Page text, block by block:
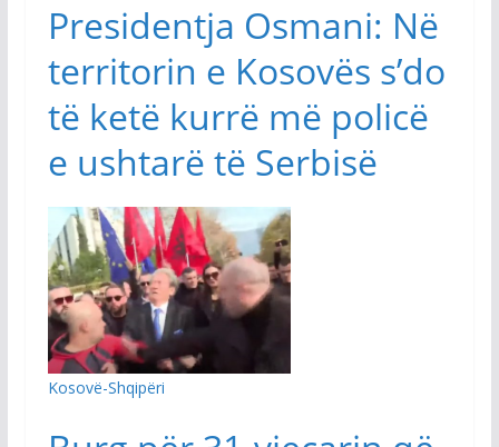
Presidentja Osmani: Në
territorin e Kosovës s’do
të ketë kurrë më policë
e ushtarë të Serbisë
Kosovë-Shqipëri